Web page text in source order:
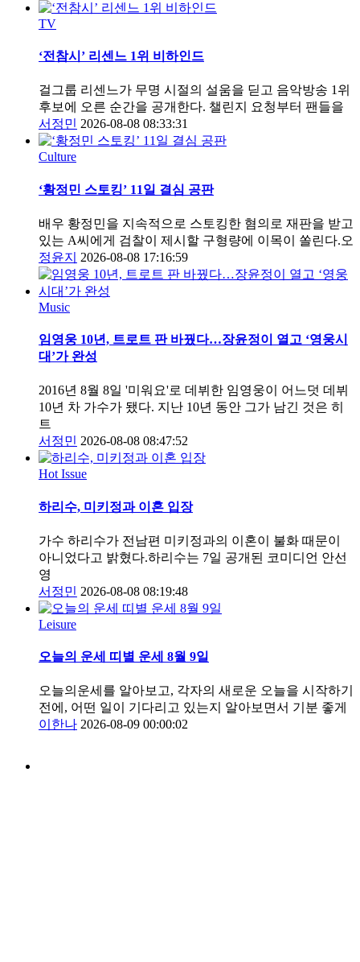
TV
‘전참시’ 리센느 1위 비하인드
걸그룹 리센느가 무명 시절의 설움을 딛고 음악방송 1위
후보에 오른 순간을 공개한다. 챌린지 요청부터 팬들을
서정민 2026-08-08 08:33:31
Culture
‘황정민 스토킹’ 11일 결심 공판
배우 황정민을 지속적으로 스토킹한 혐의로 재판을 받고
있는 A씨에게 검찰이 제시할 구형량에 이목이 쏠린다.오
정윤지
2026-08-08 17:16:59
Music
임영웅 10년, 트로트 판 바꿨다…장윤정이 열고 ‘영웅시
대’가 완성
2016년 8월 8일 '미워요'로 데뷔한 임영웅이 어느덧 데뷔
10년 차 가수가 됐다. 지난 10년 동안 그가 남긴 것은 히
트
서정민 2026-08-08 08:47:52
Hot Issue
하리수, 미키정과 이혼 입장
가수 하리수가 전남편 미키정과의 이혼이 불화 때문이
아니었다고 밝혔다.하리수는 7일 공개된 코미디언 안선
영
서정민 2026-08-08 08:19:48
Leisure
오늘의 운세 띠별 운세 8월 9일
오늘의운세를 알아보고, 각자의 새로운 오늘을 시작하기
전에, 어떤 일이 기다리고 있는지 알아보면서 기분 좋게
이한나 2026-08-09 00:00:02